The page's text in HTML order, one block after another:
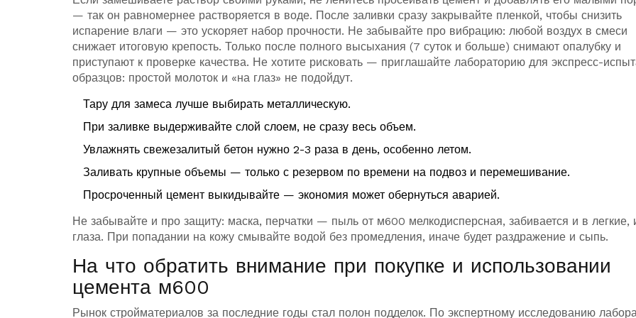
— так он равномернее растворяется в воде. После заливки сразу закрывайте пленкой, чтобы снизить
испарение влаги — это ускоряет набор прочности. Не забывайте про вибрацию: любой воздух в смеси
снижает итоговую крепость. Только после полного высыхания (7 суток и больше) снимают опалубку и
приступают к проверке качества. Не хотите рисковать — приглашайте лабораторию для экспресс-
образцов: простой молоток и «на глаз» не подойдут.
Тару для замеса лучше выбирать металлическую.
При заливке выдерживайте слой слоем, не сразу весь объем.
Увлажнять свежезалитый бетон нужно 2-3 раза в день, особенно летом.
Заливать крупные объемы — только с резервом по времени на подвоз и перемешивание.
Просроченный цемент выкидывайте — экономия может обернуться аварией.
Не забывайте и про защиту: маска, перчатки — пыль от м600 мелкодисперсная, забивается и в легкие,
глаза. При попадании на кожу смывайте водой без промедления, иначе будет раздражение и сыпь.
На что обратить внимание при покупке и использовании
цемента м600
Рынок стройматериалов за последние годы стал полон подделок. По экспертному исследованию